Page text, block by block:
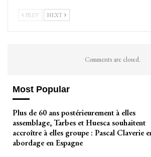
PREV NEXT
Comments are closed.
Most Popular
Plus de 60 ans postérieurement à elles
assemblage, Tarbes et Huesca souhaitent
accroître à elles groupe : Pascal Claverie
abordage en Espagne